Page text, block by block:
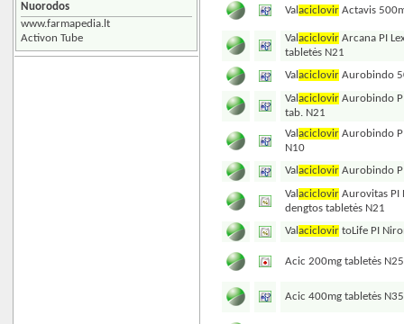
Nuorodos
www.farmapedia.lt
Activon Tube
Valaciclovir Actavis
Valaciclovir Arcana PI
tabletės N21
Valaciclovir Aurobindo
Valaciclovir Aurobindo
tab. N21
Valaciclovir Aurobindo
N10
Valaciclovir Aurobindo
Valaciclovir Aurovitas PI
dengtos tabletės N21
Valaciclovir toLife PI
Acic 200mg tabletės N25
Acic 400mg tabletės N35